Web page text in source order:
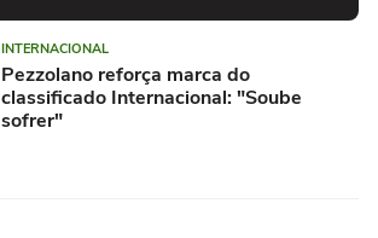
INTERNACIONAL
Pezzolano reforça marca do
classificado Internacional: "Soube
sofrer"